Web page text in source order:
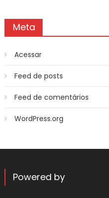
Meta
Acessar
Feed de posts
Feed de comentários
WordPress.org
Powered by